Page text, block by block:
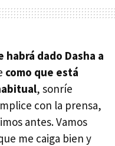
habrá dado Dasha a
como que está
, sonríe
con la prensa,
antes. Vamos
me caiga bien y